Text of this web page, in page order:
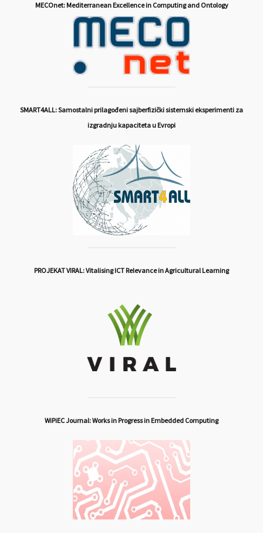
MECOnet: Mediterranean Excellence in Computing and Ontology
SMART4ALL: Samostalni prilagođeni sajberfizički sistemski eksperimenti za
izgradnju kapaciteta u Evropi
PROJEKAT VIRAL: Vitalising ICT Relevance in Agricultural Learning
WiPiEC Journal: Works in Progress in Embedded Computing